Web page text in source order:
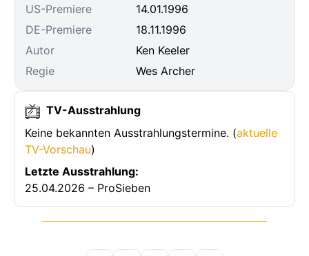
US-Premiere
14.01.1996
DE-Premiere
18.11.1996
Autor
Ken Keeler
Regie
Wes Archer
TV-Ausstrahlung
Keine bekannten Ausstrahlungstermine. (aktuelle
TV-Vorschau)
Letzte Ausstrahlung:
25.04.2026 – ProSieben